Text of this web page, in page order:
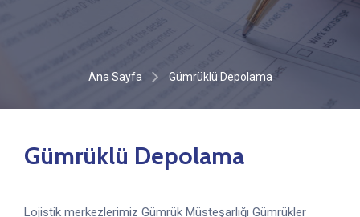
Ana Sayfa Gümrüklü Depolama
Gümrüklü Depolama
Lojistik merkezlerimiz Gümrük Müsteşarlığı Gümrükler